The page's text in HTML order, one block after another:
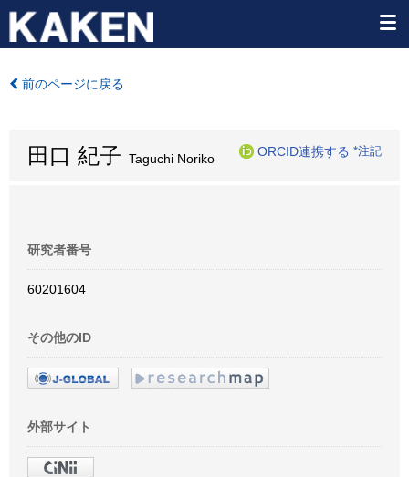
前のページに戻る
田口 紀子 Taguchi Noriko
ORCID連携する *注記
研究者番号
60201604
その他のID
外部サイト